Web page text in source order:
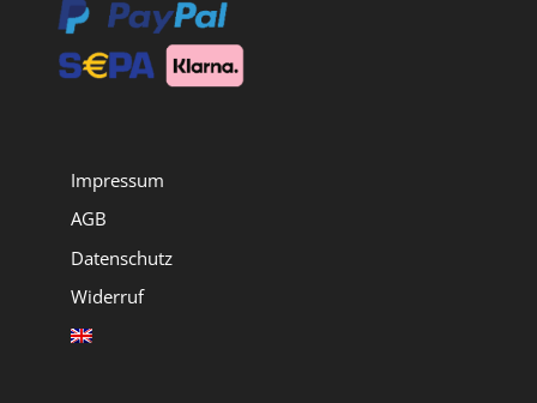
Impressum
AGB
Datenschutz
Widerruf